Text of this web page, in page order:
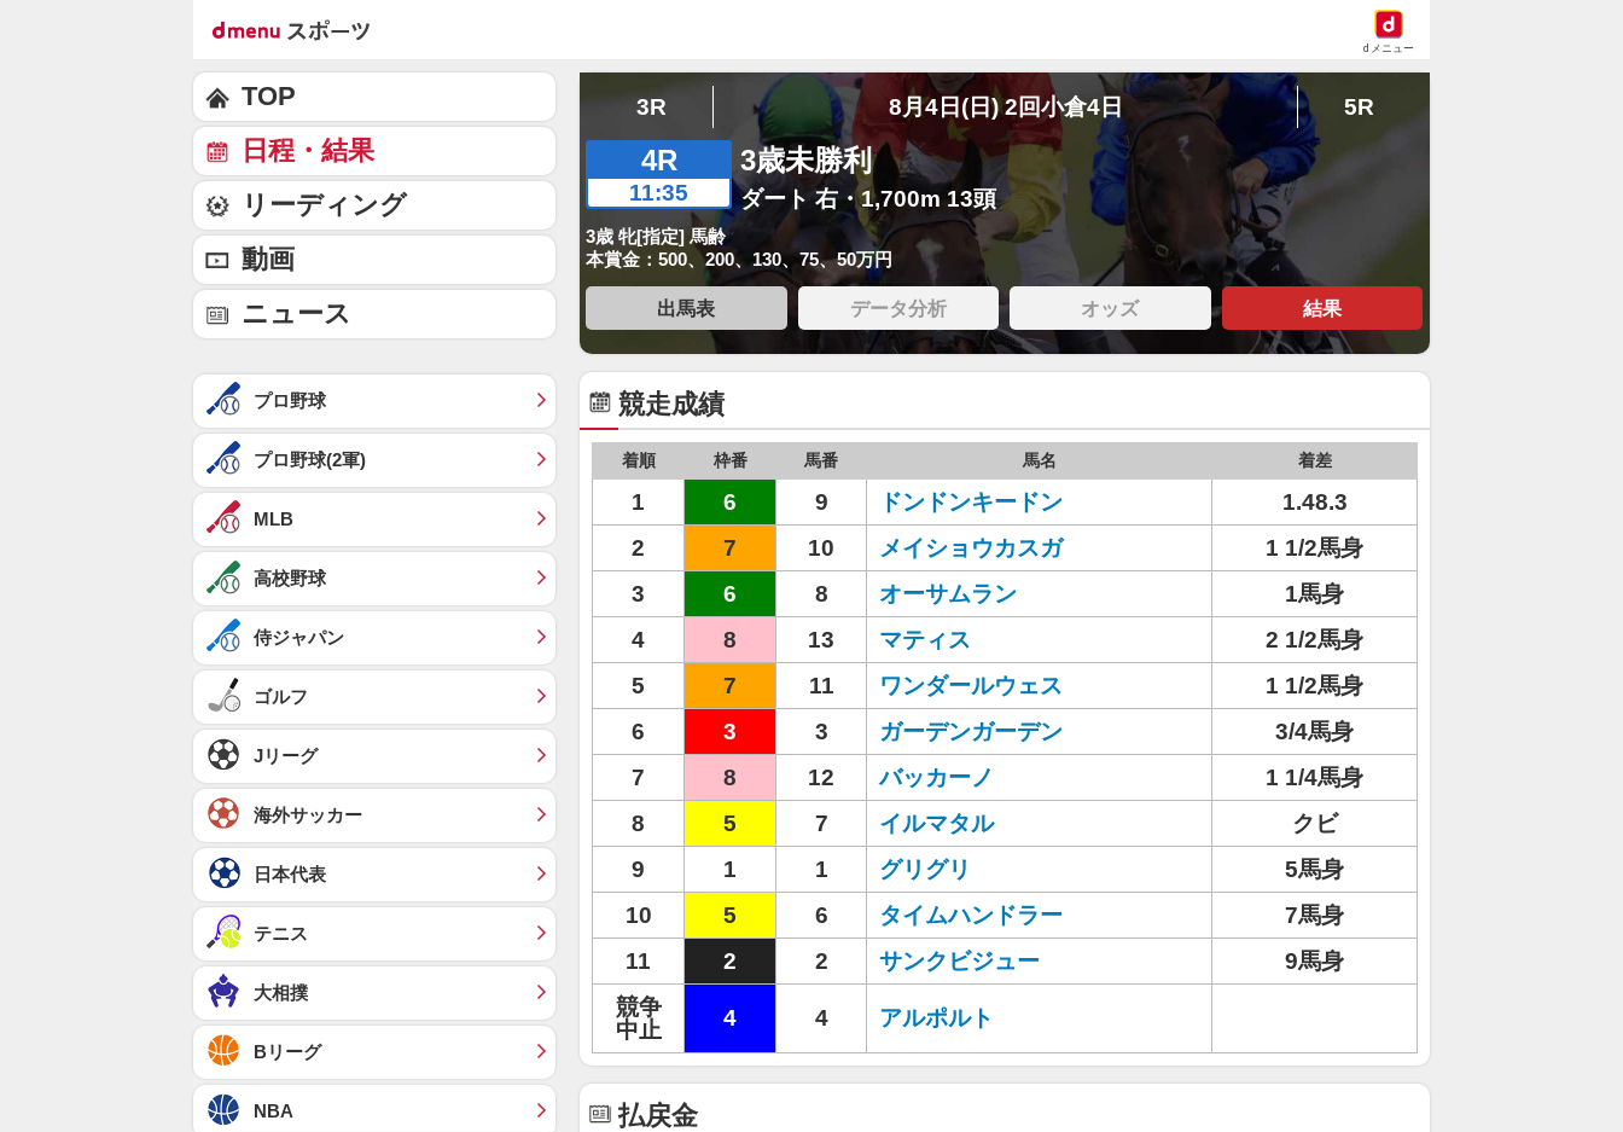
dメニュー
3R 8月4日(日) 2回小倉4日 5R
4R
11:35
3歳未勝利
ダート 右・1,700m 13頭
3歳 牝[指定] 馬齢
本賞金：500、200、130、75、50万円
出馬表 データ分析 オッズ 結果
競走成績
着順 枠番 馬番 馬名 着差
1 6 9 ドンドンキードン
1.48.3
2
7 10 メイショウカスガ
1 1/2馬身
3
6 8 オーサムラン
1馬身
4
8 13 マティス
2 1/2馬身
5
7 11 ワンダールウェス
1 1/2馬身
6
3 3 ガーデンガーデン
3/4馬身
7
8 12 バッカーノ
1 1/4馬身
8
5 7 イルマタル
クビ
9
1 1 グリグリ
5馬身
10
5 6 タイムハンドラー
7馬身
11
2 2 サンクビジュー
9馬身
競争
中止
4 4 アルポルト
払戻金
TOP
日程・結果
リーディング
動画
ニュース
プロ野球
プロ野球(2軍)
MLB
高校野球
侍ジャパン
ゴルフ
Jリーグ
海外サッカー
日本代表
テニス
大相撲
Bリーグ
NBA